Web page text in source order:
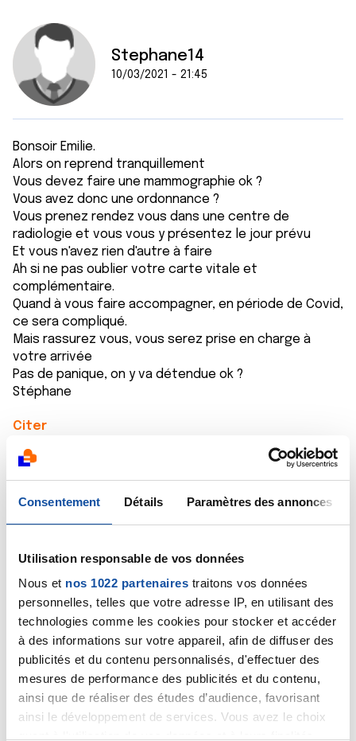
Consentement Détails Paramètres des annonces
Utilisation responsable de vos données
Nous et nos 1022 partenaires traitons vos données
personnelles, telles que votre adresse IP, en utilisant des
technologies comme les cookies pour stocker et accéder
à des informations sur votre appareil, afin de diffuser des
publicités et du contenu personnalisés, d'effectuer des
mesures de performance des publicités et du contenu,
ainsi que de réaliser des études d’audience, favorisant
ainsi le développement de services. Vous avez le choix
Stephane14
10/03/2021 - 21:45
Bonsoir Emilie.
Alors on reprend tranquillement
Vous devez faire une mammographie ok ?
Vous avez donc une ordonnance ?
Vous prenez rendez vous dans une centre de
radiologie et vous vous y présentez le jour prévu
Et vous n'avez rien d'autre à faire
Ah si ne pas oublier votre carte vitale et
complémentaire.
Quand à vous faire accompagner, en période de Covid,
ce sera compliqué.
Mais rassurez vous, vous serez prise en charge à
votre arrivée
Pas de panique, on y va détendue ok ?
Stéphane
Citer
10/03/2021 - 21:52
Émilie
Stephane a raison : première chose , prendre rendez
vous pour faire une mammographie auprès d’un
radiologue (cette dernière à de fortes chances
d’etre Bonne ) . Si le radiologue note une anomalie
c’est lui ou elle qui vous proposera une biopsie .